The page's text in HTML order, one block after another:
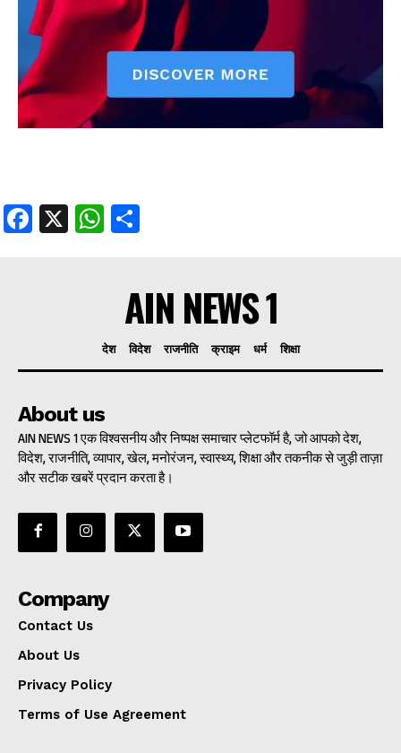
Facebook
X WhatsApp
AIN NEWS 1
देश विदेश राजनीति क्राइम धर्म शिक्षा
About us
AIN NEWS 1 एक विश्वसनीय और निष्पक्ष समाचार प्लेटफॉर्म है, जो आपको देश,
विदेश, राजनीति, व्यापार, खेल, मनोरंजन, स्वास्थ्य, शिक्षा और तकनीक से जुड़ी ताज़ा
और सटीक खबरें प्रदान करता है।
Company
Contact Us
About Us
Privacy Policy
Terms of Use Agreement